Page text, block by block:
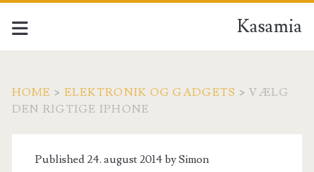
Kasamia
HOME > ELEKTRONIK OG GADGETS >VÆLG
DEN RIGTIGE IPHONE
Published 24. august 2014 bySimon